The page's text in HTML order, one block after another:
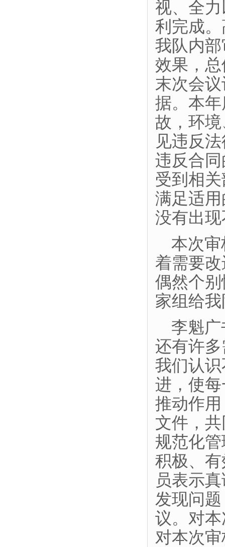
视、全
利完成
我队内
效果，
末次会
据。本
故，环
见违反
违反合
受到相
满足适
没有出
本次
着需要
偶然个
家组给
李魁
还有许
我们认
进，使
推动作
文件，
规范化
积极、
员表示
发现问
议。对
对本次